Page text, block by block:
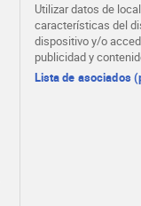
Utilizar datos de
características del
dispositivo y/o
publicidad y
Lista de asociados